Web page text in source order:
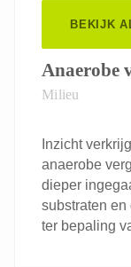
BEKIJK
Anaerobe
Milieu
Inzicht
anaerobe
dieper
substraten
ter bepaling